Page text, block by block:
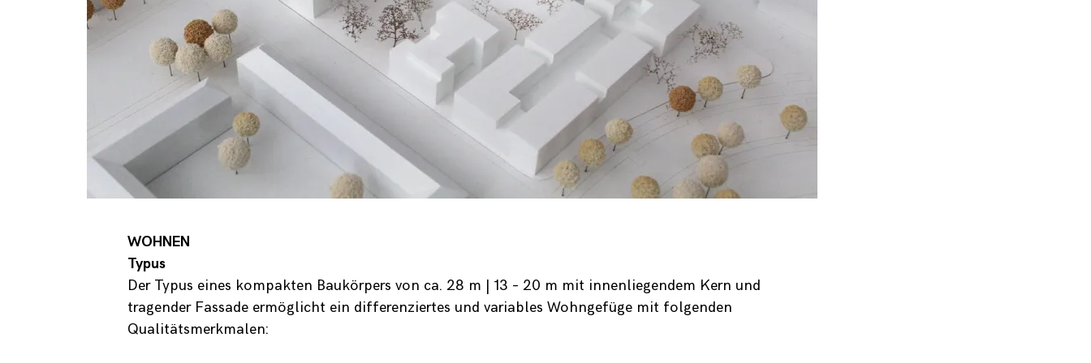
WOHNEN
Typus
Der Typus eines kompakten Baukörpers von ca. 28 m | 13 – 20 m mit innenliegendem Kern und
tragender Fassade ermöglicht ein differenziertes und variables Wohngefüge mit folgenden
Qualitätsmerkmalen: